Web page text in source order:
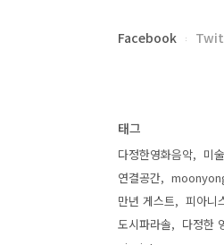
Facebook
태그
다정한영화음악
미
연결공간
만년 게스트
피아니
도시파라솔
다정한